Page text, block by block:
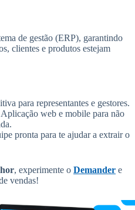
de gestão (ERP), garantindo
clientes e produtos estejam
para representantes e gestores.
Aplicação web e mobile para não
pronta para te ajudar a extrair o
, experimente o Demander e
vendas!